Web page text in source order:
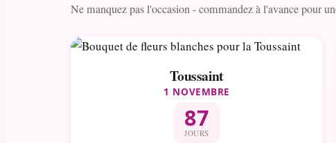
Ne manquez pas l'occasion - commandez à l'avance pour
Toussaint
1 NOVEMBRE
87
JOURS